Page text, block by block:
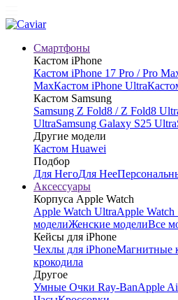
Смартфоны
Кастом iPhone
Кастом iPhone 17 Pro / Pro
MaxКастом iPhone Ultra
Кастом Samsung
Samsung Z Fold8 / Z Fold8
UltraSamsung Galaxy S25 Ultra
Другие модели
Кастом Huawei
Подбор
Для НегоДля Нее
Аксессуары
Корпуса Apple Watch
Apple Watch UltraApple Watch
моделиЖенские моделиВсе
Кейсы для iPhone
Чехлы для iPhoneМагнитные
крокодила
Другое
Умные Очки Ray-BanApple